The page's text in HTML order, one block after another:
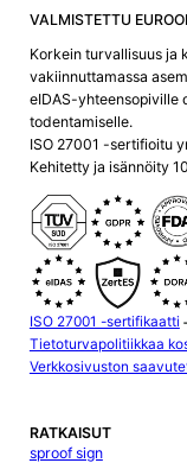
VALMISTETTU
Korkein turvallisuus ja
vakiinnuttamassa
eIDAS-yhteensopiville
todentamiselle.
ISO 27001 -sertifioitu
Kehitetty ja isännöity
ISO 27001 -sertifikaatti
Tietoturvapolitiikkaa
Verkkosivuston
RATKAISUT
sproof sign